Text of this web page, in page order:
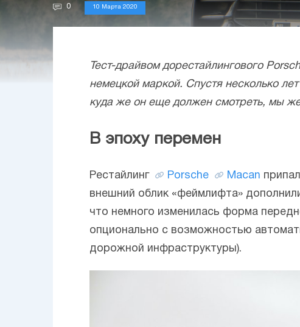
0 10 Марта 2020
Тест-драйвом дорестайлингового
немецкой маркой. Спустя несколько
куда же он еще должен смотреть, мы
В эпоху перемен
Рестайлинг Porsche Macan
внешний облик «феймлифта»
что немного изменилась форма
опционально с возможностью
дорожной инфраструктуры).